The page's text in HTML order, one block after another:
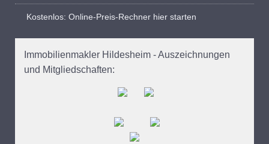
Kostenlos: Online-Preis-Rechner hier starten
Immobilienmakler Hildesheim - Auszeichnungen
und Mitgliedschaften: